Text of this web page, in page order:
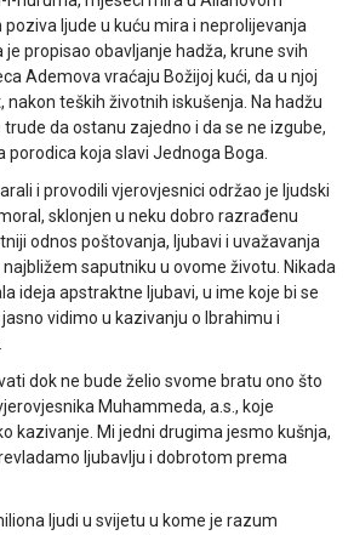
poziva ljude u kuću mira i neprolijevanja
je propisao obavljanje hadža, krune svih
Ademova vraćaju Božijoj kući, da u njoj
nakon teških životnih iskušenja. Na hadžu
da ostanu zajedno i da se ne izgube,
porodica koja slavi Jednoga Boga.
i provodili vjerovjesnici održao je ljudski
sklonjen u neku dobro razrađenu
odnos poštovanja, ljubavi i uvažavanja
saputniku u ovome životu. Nikada
ideja apstraktne ljubavi, u ime koje bi se
vidimo u kazivanju o Ibrahimu i
dok ne bude želio svome bratu ono što
Muhammeda, a.s., koje
kazivanje. Mi jedni drugima jesmo kušnja,
ljubavlju i dobrotom prema
ljudi u svijetu u kome je razum